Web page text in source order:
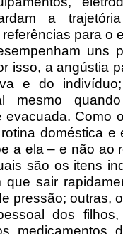
a
para o
uns
isso, a angústia
e do
mesmo
evacuada. Como
doméstica
a ela – e não ao
são os itens
sair
pressão; outras,
dos